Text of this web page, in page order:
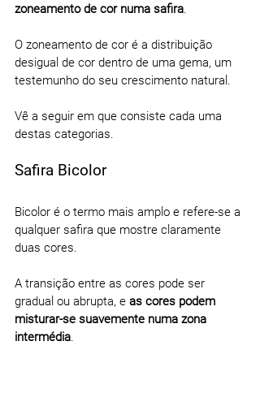
zoneamento de cor numa safira.
O zoneamento de cor é a distribuição
desigual de cor dentro de uma gema, um
testemunho do seu crescimento natural.
Vê a seguir em que consiste cada uma
destas categorias.
Safira Bicolor
Bicolor é o termo mais amplo e refere-se a
qualquer safira que mostre claramente
duas cores.
A transição entre as cores pode ser
gradual ou abrupta, e as cores podem
misturar-se suavemente numa zona
intermédia.